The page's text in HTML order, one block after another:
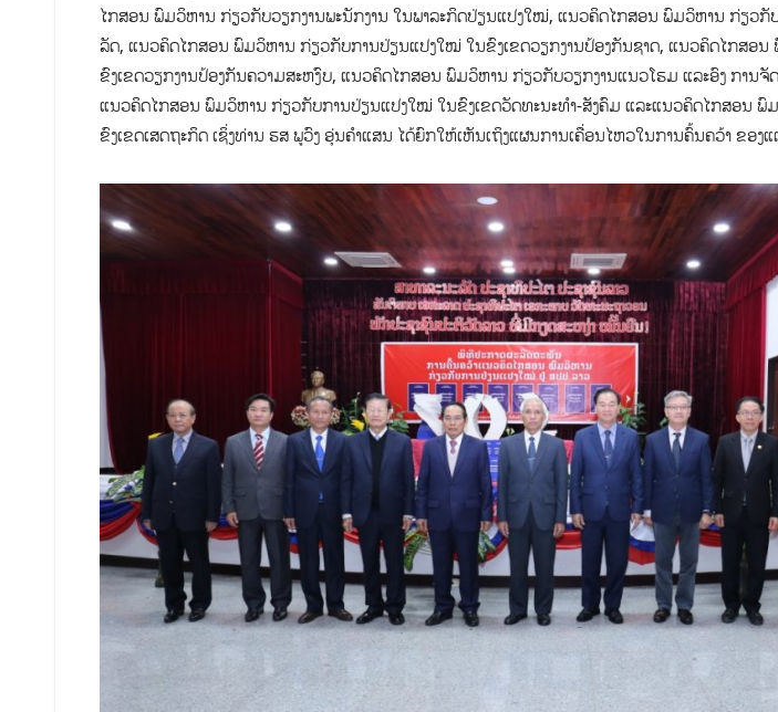
ໄກສອນ ພົມວິຫານ ກ່ຽວກັບວຽກງານພະນັກງານ ໃນພາລະກິດປ່ຽນແປງໃໝ່, ແນວຄິດໄກສອນ ພົມວິຫານ ກ່ຽວກັ
ລັດ, ແນວຄິດໄກສອນ ພົມວິຫານ ກ່ຽວກັບການປ່ຽນແປງໃໝ່ ໃນຂົງເຂດວຽກງານປ້ອງກັນຊາດ, ແນວຄິດໄກສອ
ຂົງເຂດວຽກງານປ້ອງກັນຄວາມສະຫງົບ, ແນວຄິດໄກສອນ ພົມວິຫານ ກ່ຽວກັບວຽກງານແນວໂຮມ ແລະອົງ ການ
ແນວຄິດໄກສອນ ພົມວິຫານ ກ່ຽວກັບການປ່ຽນແປງໃໝ່ ໃນຂົງເຂດວັດທະນະທຳ-ສັງຄົມ ແລະແນວຄິດໄກສອນ
ຂົງເຂດເສດຖະກິດ ເຊິ່ງທ່ານ ຮສ ພູວົງ ອຸ່ນຄຳແສນ ໄດ້ຍົກໃຫ້ເຫັນເຖິງແຜນການເຄື່ອນໄຫວໃນການຄົ້ນຄວ້າ ຂອງ